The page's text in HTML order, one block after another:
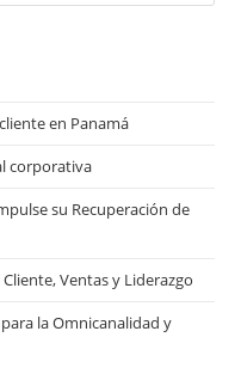
en Panamá
corporativa
su Recuperación de
Ventas y Liderazgo
la Omnicanalidad y